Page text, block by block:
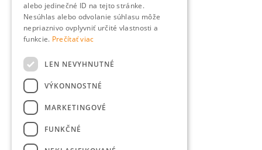
alebo jedinečné ID na tejto stránke.
Nesúhlas alebo odvolanie súhlasu môže
nepriaznivo ovplyvniť určité vlastnosti a
funkcie. Prečítať viac
LEN NEVYHNUTNÉ
VÝKONNOSTNÉ
MARKETINGOVÉ
FUNKČNÉ